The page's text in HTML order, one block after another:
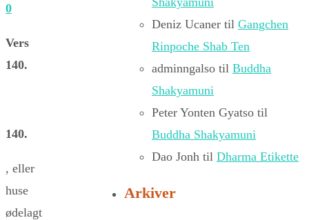
0
Vers
140.
140.
, eller
huse
ødelagt
Deniz Ucaner til Gangchen
Rinpoche Shab Ten
adminngalso til Buddha
Shakyamuni
Peter Yonten Gyatso til
Buddha Shakyamuni
Dao Jonh til Dharma Etikette
Arkiver